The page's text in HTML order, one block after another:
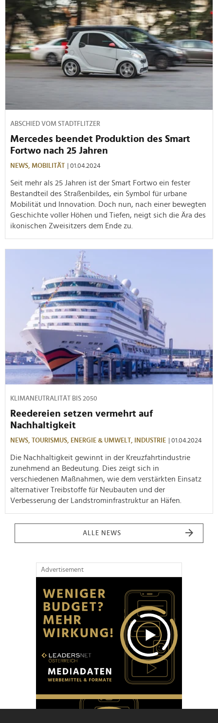
ABSCHIED VOM STADTFLITZER
Mercedes beendet Produktion des Smart
Fortwo nach 25 Jahren
NEWS, MOBILITÄT | 01.04.2024
Seit mehr als 25 Jahren ist der Smart Fortwo ein fester
Bestandteil des Straßenbildes, ein Symbol für urbane
Mobilität und Innovation. Doch nun, nach einer bewegten
Geschichte voller Höhen und Tiefen, neigt sich die Ära des
ikonischen Zweisitzers dem Ende zu.
KLIMANEUTRALITÄT BIS 2050
Reedereien setzen vermehrt auf
Nachhaltigkeit
NEWS, TOURISMUS, ENERGIE & UMWELT, INDUSTRIE | 01.04.2024
Die Nachhaltigkeit gewinnt in der Kreuzfahrtindustrie
zunehmend an Bedeutung. Dies zeigt sich in
verschiedenen Maßnahmen, wie dem verstärkten Einsatz
alternativer Treibstoffe für Neubauten und der
Verbesserung der Landstrominfrastruktur an Häfen.
ALLE NEWS
Advertisement